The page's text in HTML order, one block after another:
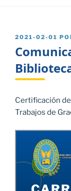
PUBLICADO
2021-02-01
Certificación
Trabajos de